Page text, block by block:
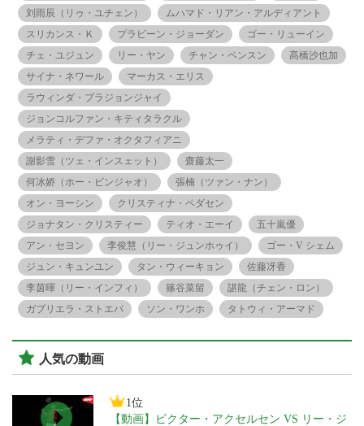
刘雨辰（リゥ・ユチェン）
ムハマド・リアン・アルディアント
スリカンス・Ｋ
プラビーン・ジョーダン
ゴー・リューイン
チェ・ユジュン
リー・ヤン チャン・ペンスン
髙橋沙也加
サイナ・ネワール
マーカス・エリス
ラウィンダ・プラジョンジャイ
ジョンコルファン・キティタラクル
メラティ・デファ・オクタフィアニ
謝影雪（ツェ・インスェット）
齋藤太一
何冰娇（ホー・ビンジャオ）
張楠（ツァン・ナン）
オン・ヨーシン
クリスティナ・ペダセン
ジョナタン・クリスティー
ティオ・エーイ
五十嵐優
アン・セヨン
李俊慧（リー・ジュンホゥイ）
ゴー・V シェム
ジュン・キュンユン
タン・ウィーキョン
佐藤冴香
李茵暉（リー・インフィ）
篠谷菜留
諶龍（チェン・ロン）
ガブリエラ・ストエバ
ソン・ワンホ タトウィ・アーマド
人気の動画
1位
【動画】ビクター・アクセルセン VS リー・ジ